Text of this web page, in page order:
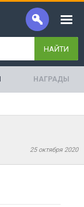
НАЙТИ
НАГРАДЫ
25 октября 2020